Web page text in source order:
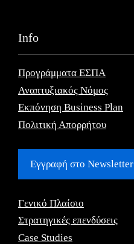
Info
Προγράμματα ΕΣΠΑ
Αναπτυξιακός Νόμος
Εκπόνηση Business Plan
Πολιτική Απορρήτου
Εγγραφή στο Newsletter
Γενικό Πλαίσιο
Στρατηγικές επενδύσεις
Case Studies